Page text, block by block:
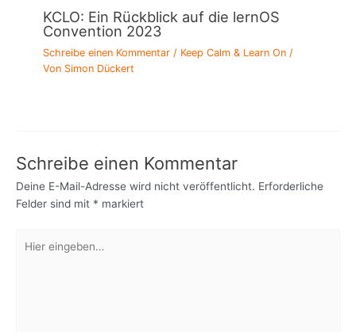
KCLO: Ein Rückblick auf die lernOS
Convention 2023
Schreibe einen Kommentar / Keep Calm & Learn On /
Von Simon Dückert
Schreibe einen Kommentar
Deine E-Mail-Adresse wird nicht veröffentlicht. Erforderliche
Felder sind mit * markiert
eingeben…